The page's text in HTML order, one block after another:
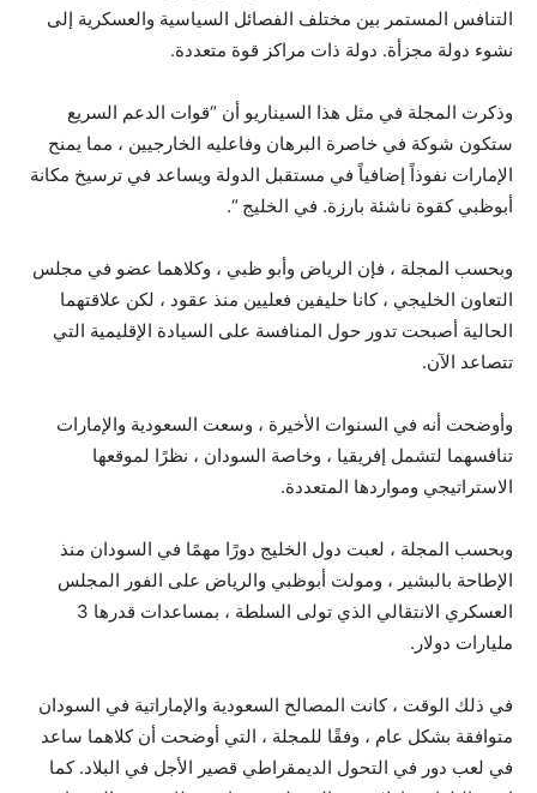
التنافس المستمر بين مختلف الفصائل السياسية والعسكرية إلى
نشوء دولة مجزأة. دولة ذات مراكز قوة متعددة.
وذكرت المجلة في مثل هذا السيناريو أن “قوات الدعم السريع
ستكون شوكة في خاصرة البرهان وفاعليه الخارجيين ، مما يمنح
الإمارات نفوذاً إضافياً في مستقبل الدولة ويساعد في ترسيخ مكانة
أبوظبي كقوة ناشئة بارزة. في الخليج “.
وبحسب المجلة ، فإن الرياض وأبو ظبي ، وكلاهما عضو في مجلس
التعاون الخليجي ، كانا حليفين فعليين منذ عقود ، لكن علاقتهما
الحالية أصبحت تدور حول المنافسة على السيادة الإقليمية التي
تتصاعد الآن.
وأوضحت أنه في السنوات الأخيرة ، وسعت السعودية والإمارات
تنافسهما لتشمل إفريقيا ، وخاصة السودان ، نظرًا لموقعها
الاستراتيجي ومواردها المتعددة.
وبحسب المجلة ، لعبت دول الخليج دورًا مهمًا في السودان منذ
الإطاحة بالبشير ، ومولت أبوظبي والرياض على الفور المجلس
العسكري الانتقالي الذي تولى السلطة ، بمساعدات قدرها 3
مليارات دولار.
في ذلك الوقت ، كانت المصالح السعودية والإماراتية في السودان
متوافقة بشكل عام ، وفقًا للمجلة ، التي أوضحت أن كلاهما ساعد
في لعب دور في التحول الديمقراطي قصير الأجل في البلاد. كما